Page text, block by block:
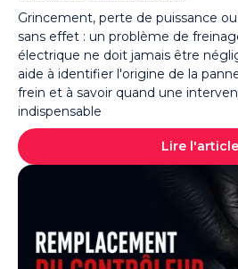
Grincement, perte de puissance
sans effet : un problème de
électrique ne doit jamais être
aide à identifier l'origine de la
frein et à savoir quand une
indispensable
Lire l'article